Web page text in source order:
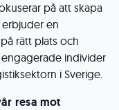
på att skapa
en
rätt plats och
individer
i Sverige.
resa mot